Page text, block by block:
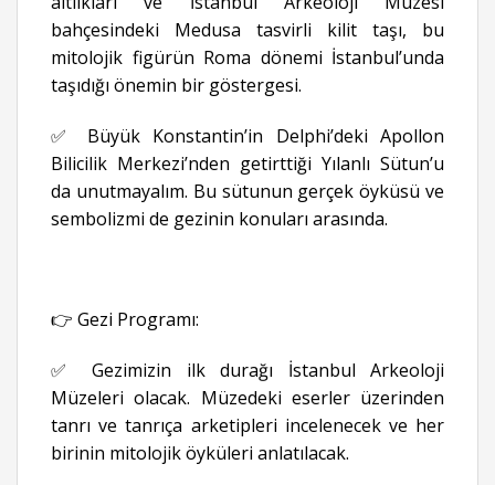
bahçesindeki Medusa tasvirli kilit taşı, bu
mitolojik figürün Roma dönemi İstanbul’unda
taşıdığı önemin bir göstergesi.
✅ Büyük Konstantin’in Delphi’deki Apollon
Bilicilik Merkezi’nden getirttiği Yılanlı Sütun’u
da unutmayalım. Bu sütunun gerçek öyküsü ve
sembolizmi de gezinin konuları arasında.
👉 Gezi Programı:
✅ Gezimizin ilk durağı İstanbul Arkeoloji
Müzeleri olacak. Müzedeki eserler üzerinden
tanrı ve tanrıça arketipleri incelenecek ve her
birinin mitolojik öyküleri anlatılacak.